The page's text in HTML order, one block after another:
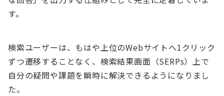
す。
検索ユーザーは、もはや上位のWebサイトへ1クリック
ずつ遷移することなく、検索結果画面（SERPs）上で
自分の疑問や課題を瞬時に解決できるようになりまし
た。